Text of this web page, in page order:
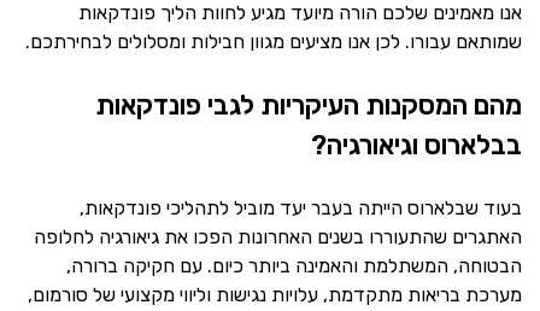
אנו מאמינים שלכם הורה מיועד מגיע לחוות הליך פונדקאות
שמותאם עבורו. לכן אנו מציעים מגוון חבילות ומסלולים לבחירתכם.
מהם המסקנות העיקריות לגבי פונדקאות
בבלארוס וגיאורגיה?
בעוד שבלארוס הייתה בעבר יעד מוביל לתהליכי פונדקאות,
האתגרים שהתעוררו בשנים האחרונות הפכו את גיאורגיה לחלופה
הבטוחה, המשתלמת והאמינה ביותר כיום. עם חקיקה ברורה,
מערכת בריאות מתקדמת, עלויות נגישות וליווי מקצועי של סורמום,